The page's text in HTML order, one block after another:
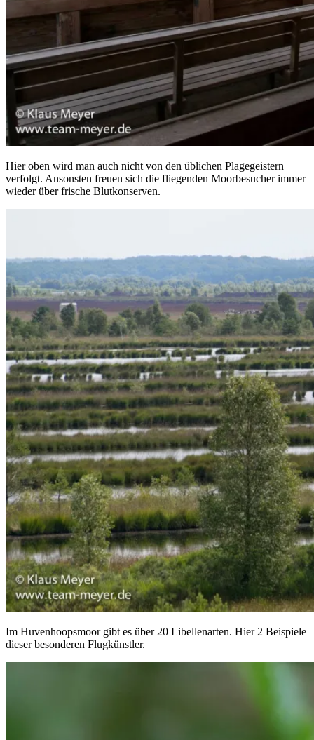
Hier oben wird man auch nicht von den üblichen Plagegeistern
verfolgt. Ansonsten freuen sich die fliegenden Moorbesucher immer
wieder über frische Blutkonserven.
Im Huvenhoopsmoor gibt es über 20 Libellenarten. Hier 2 Beispiele
dieser besonderen Flugkünstler.